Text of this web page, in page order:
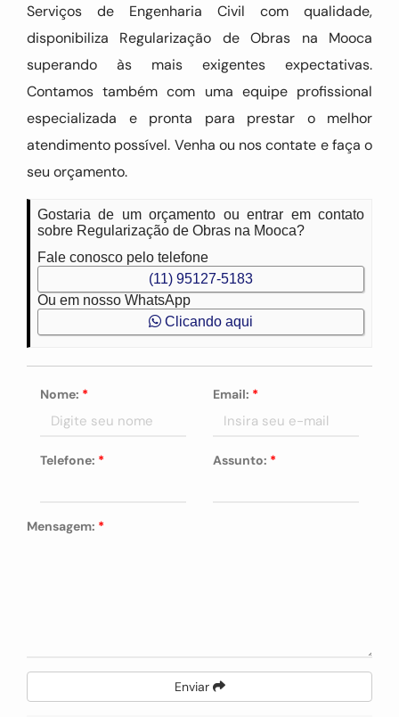
Serviços de Engenharia Civil com qualidade,
disponibiliza Regularização de Obras na Mooca
superando às mais exigentes expectativas.
Contamos também com uma equipe profissional
especializada e pronta para prestar o melhor
atendimento possível. Venha ou nos contate e faça o
seu orçamento.
Gostaria de um orçamento ou entrar em contato
sobre Regularização de Obras na Mooca?
Fale conosco pelo telefone
(11) 95127-5183
Ou em nosso WhatsApp
Clicando aqui
Nome: * Email: *
Telefone: * Assunto: *
Mensagem: *
Enviar